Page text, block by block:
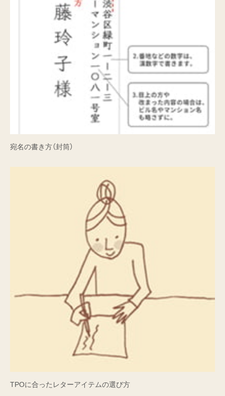
宛名の書き方（封筒）
TPOに合ったレターアイテムの選び方